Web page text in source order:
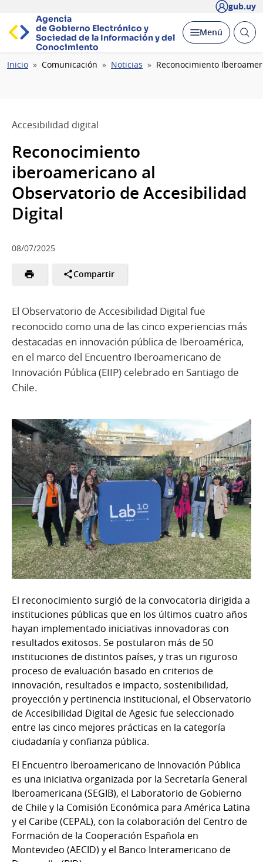
gub.uy
Agencia
de Gobierno Electrónico y
Sociedad de la Información y del
Conocimiento
Desplegar
Menú Abrir
Ruta
Inicio Comunicación Noticias Reconocimiento
Accesibilidad digital
Reconocimiento
iberoamericano al
Observatorio de Accesibilidad
Digital
08/07/2025
Compartir
El Observatorio de Accesibilidad Digital fue
reconocido como una de las cinco experiencias más
destacadas en innovación pública de Iberoamérica,
en el marco del Encuentro Iberoamericano de
Innovación Pública (EIIP) celebrado en Santiago de
Chile.
El reconocimiento surgió de la convocatoria dirigida a
instituciones públicas que en los últimos cuatro años
hayan implementado iniciativas innovadoras con
resultados exitosos. Se postularon más de 50
instituciones de distintos países, y tras un riguroso
proceso de evaluación basado en criterios de
innovación, resultados e impacto, sostenibilidad,
proyección y pertinencia institucional, el Observatorio
de Accesibilidad Digital de Agesic fue seleccionado
entre las cinco mejores prácticas en la categoría
ciudadanía y confianza pública.
El Encuentro Iberoamericano de Innovación Pública
es una iniciativa organizada por la Secretaría General
Iberoamericana (SEGIB), el Laboratorio de Gobierno
de Chile y la Comisión Económica para América Latina
y el Caribe (CEPAL), con la colaboración del Centro de
Formación de la Cooperación Española en
Montevideo (AECID) y el Banco Interamericano de